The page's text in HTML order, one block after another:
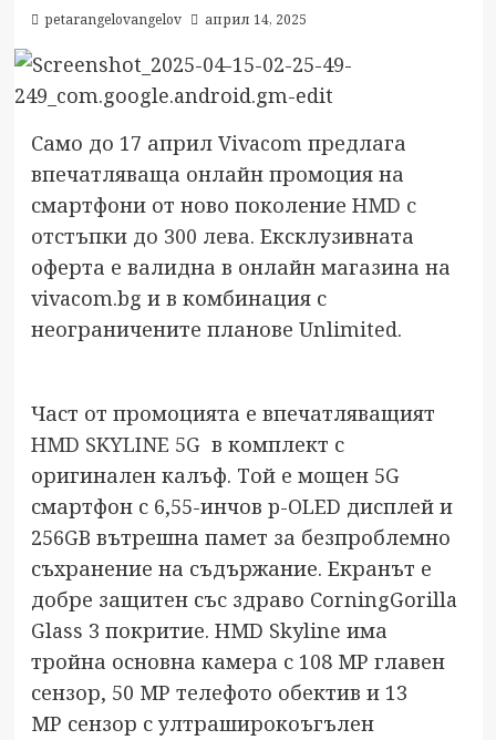
petarangelovangelov април 14, 2025
Само до 17 април Vivacom предлага
впечатляваща онлайн промоция на
смартфони от ново поколение HMD с
отстъпки до 300 лева. Ексклузивната
оферта е валидна в онлайн магазина на
vivacom.bg и в комбинация с
неограничените планове Unlimited.
Част от промоцията е впечатляващият
HMD SKYLINE 5G в комплект с
оригинален калъф. Той е мощен 5G
смартфон с 6,55-инчов p-OLED дисплей и
256GB вътрешна памет за безпроблемно
съхранение на съдържание. Екранът е
добре защитен със здраво CorningGorilla
Glass 3 покритие. HMD Skyline има
тройна основна камера с 108 МР главен
сензор, 50 МР телефото обектив и 13
МР сензор с ултраширокоъгълен